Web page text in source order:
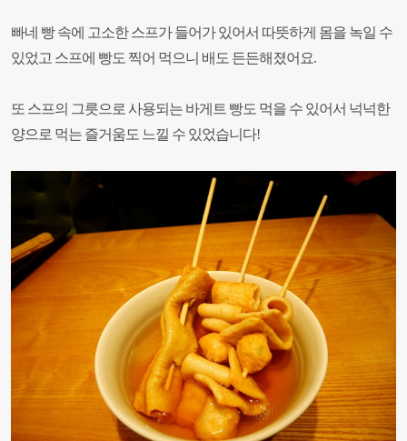
빠네 빵 속에 고소한 스프가 들어가 있어서 따뜻하게 몸을 녹일 수
있었고 스프에 빵도 찍어 먹으니 배도 든든해졌어요.
또 스프의 그릇으로 사용되는 바게트 빵도 먹을 수 있어서 넉넉한
양으로 먹는 즐거움도 느낄 수 있었습니다!